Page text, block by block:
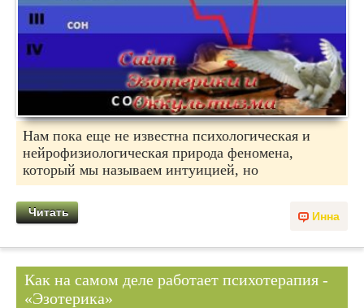
Нам пока еще не известна психологическая и
нейрофизиологическая природа феномена,
который мы называем интуицией, но
Инна
Читать
Как на самом деле работает психотерапия -
«Эзотерика»